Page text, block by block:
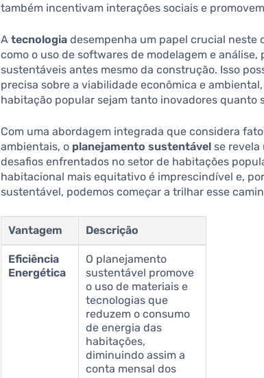
também incentivam interações sociais e
Atecnologia desempenha um papel crucial neste
como o uso de softwares de modelagem e
sustentáveis antes mesmo da construção. Isso
precisa sobre a viabilidade econômica e
habitação popular sejam tanto inovadores quanto
Com uma abordagem integrada que considera
ambientais, o planejamento sustentável se revela
desafios enfrentados no setor de habitações
habitacional mais equitativo é imprescindível e,
sustentável, podemos começar a trilhar esse
Vantagem Descrição
Eficiência
Energética
O planejamento
sustentável promove
o uso de materiais e
tecnologias que
reduzem o consumo
de energia das
habitações,
diminuindo assim a
conta mensal dos